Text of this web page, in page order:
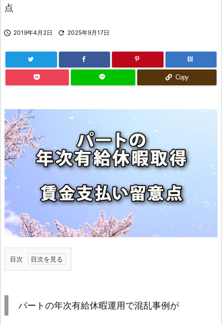
点
 2019年4月2日  2025年9月17日
B!
Copy
目次
1.
ト
パートの年次有給休暇運用で混乱事例が